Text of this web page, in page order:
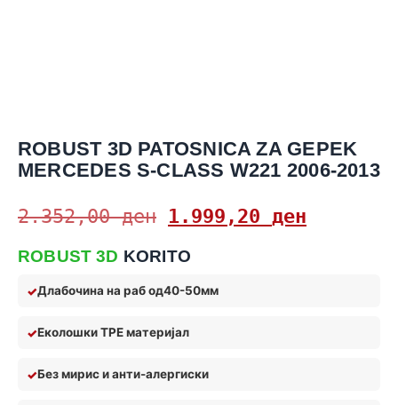
ROBUST 3D PATOSNICA ZA GEPEK
MERCEDES S-CLASS W221 2006-2013
2.352,00ден 1.999,20 ден
ROBUST 3D KORITO
Длабочина на раб од40-50мм
Еколошки TPE материјал
Без мирис и анти-алергиски